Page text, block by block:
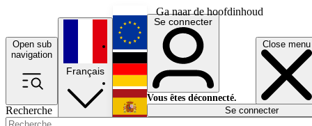
Ga naar de hoofdinhoud
Open sub
navigation
Close menu
Recherche
Français
English
Deutsch
Español
Se connecter
Vous êtes déconnecté.
Se connecter